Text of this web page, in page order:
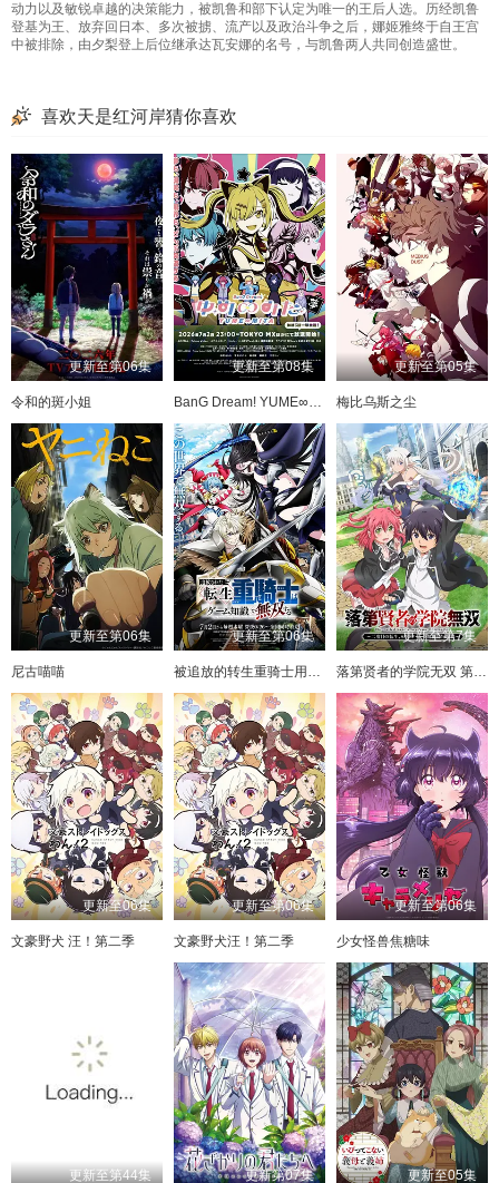
动力以及敏锐卓越的决策能力，被凯鲁和部下认定为唯一的王后人选。历经凯鲁
登基为王、放弃回日本、多次被掳、流产以及政治斗争之后，娜姬雅终于自王宫
中被排除，由夕梨登上后位继承达瓦安娜的名号，与凯鲁两人共同创造盛世。
喜欢天是红河岸猜你喜欢
更新至第06集
令和的斑小姐
更新至第08集
BanG Dream! YUME∞MITA
更新至第05集
梅比乌斯之尘
更新至第06集
尼古喵喵
更新至第06集
被追放的转生重骑士用游戏知识开无双
更新至第7集
落第贤者的学院无双 第二回转生，S等级作弊魔术师冒险记
更新至06集
文豪野犬 汪！第二季
更新至第06集
文豪野犬汪！第二季
更新至第06集
少女怪兽焦糖味
更新至第44集 更新第07集 更新至05集